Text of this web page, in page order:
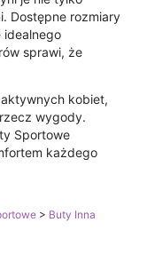
Dostępne rozmiary
idealnego
sprawi, że
kobiet,
wygody.
Sportowe
każdego
> Buty Inna